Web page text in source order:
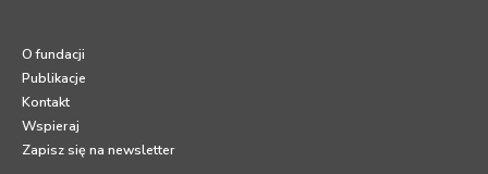
O fundacji
Publikacje
Kontakt
Wspieraj
Zapisz się na newsletter